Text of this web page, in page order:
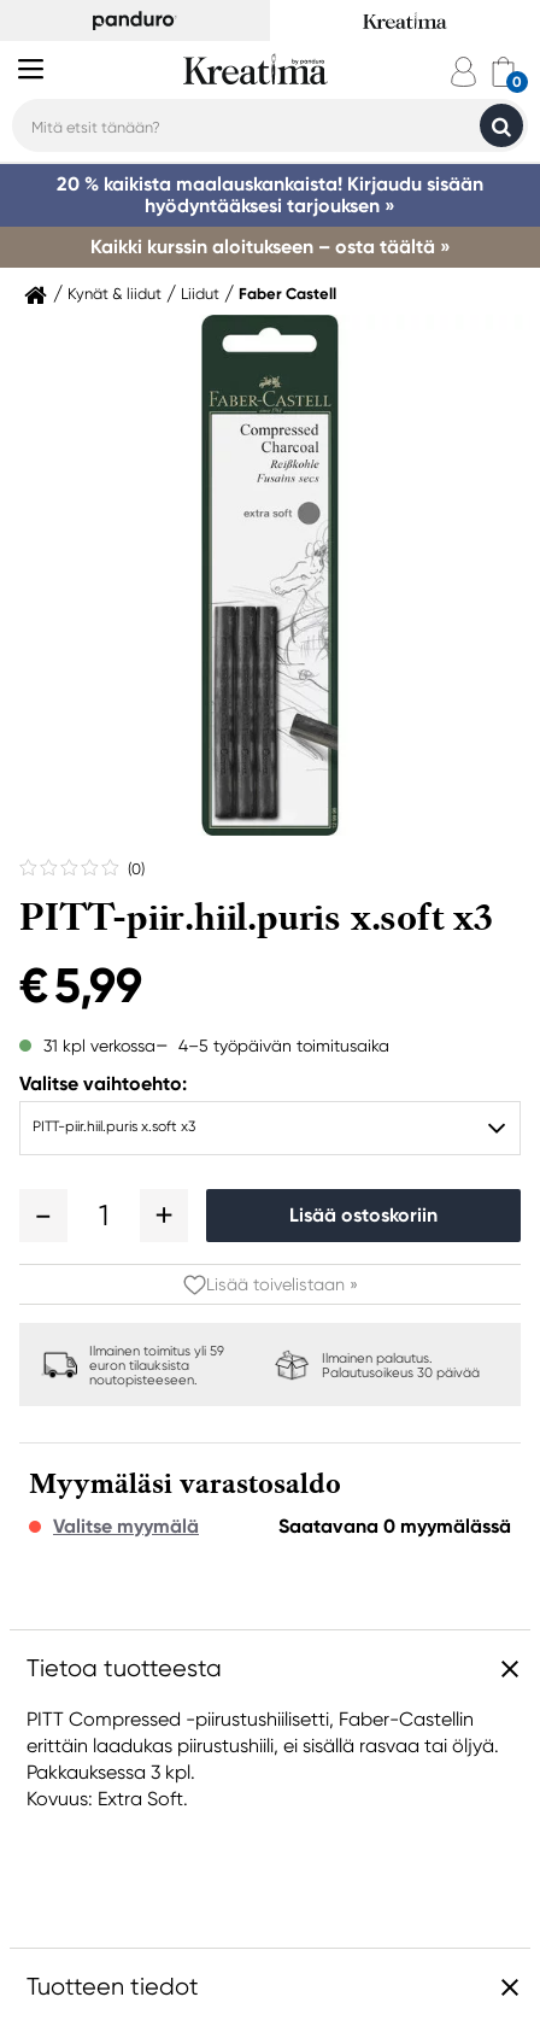
20 % kaikista maalauskankaista! Kirjaudu sisään
hyödyntääksesi tarjouksen »
Kaikki kurssin aloitukseen – osta täältä »
Kynät & liidut Liidut Faber Castell
(0)
PITT-piir.hiil.puris x.soft x3
€ 5,99
31 kpl verkossa 4–5 työpäivän toimitusaika
Valitse vaihtoehto:
PITT-piir.hiil.puris x.soft x3
1 Lisää ostoskoriin
Lisää toivelistaan »
Ilmainen toimitus yli 59
euron tilauksista
noutopisteeseen.
Ilmainen palautus.
Palautusoikeus 30 päivää
Myymäläsi varastosaldo
Valitse myymälä Saatavana 0 myymälässä
Tietoa tuotteesta
PITT Compressed -piirustushiilisetti, Faber-Castellin
erittäin laadukas piirustushiili, ei sisällä rasvaa tai öljyä.
Pakkauksessa 3 kpl.
Kovuus: Extra Soft.
Tuotteen tiedot